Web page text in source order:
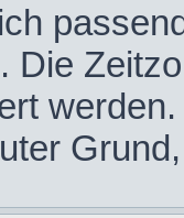
Die